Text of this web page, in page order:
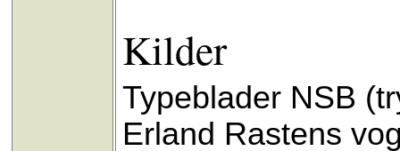
Kilder
Typeblader NSB
Erland Rastens